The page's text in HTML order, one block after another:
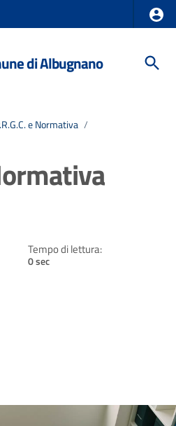
di Albugnano
e Normativa /
Tempo di lettura:
0 sec